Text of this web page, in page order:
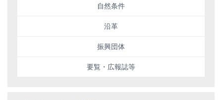
自然条件
沿革
振興団体
要覧・広報誌等